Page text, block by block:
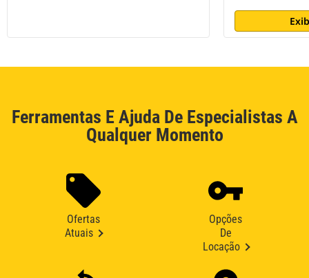
Ferramentas E Ajuda De Especialistas A
Qualquer Momento
Ofertas
Atuais
Opções
De
Locação